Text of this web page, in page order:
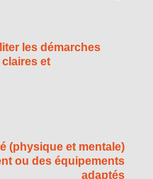
les démarches
et
(physique et mentale)
ou des équipements
adaptés